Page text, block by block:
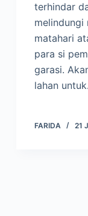
terhindar
matahari
para si
garasi.
lahan
FARIDA 21